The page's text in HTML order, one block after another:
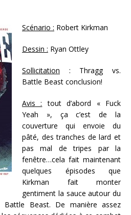
Scénario : Robert Kirkman
Dessin : Ryan Ottley
Sollicitation : Thragg vs.
Battle Beast conclusion!
Avis : tout d’abord « Fuck
Yeah », ça c’est de la
couverture qui envoie du
pâté, des tranches de lard et
pas mal de tripes par la
fenêtre…cela fait maintenant
quelques épisodes que
Kirkman fait monter
gentiment la sauce autour du
Beast. De manière assez